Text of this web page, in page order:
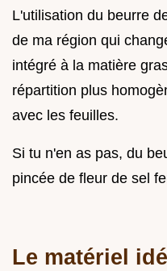
L'utilisation du beurre
de ma région qui
intégré à la matière
répartition plus
avec les feuilles.
Si tu n'en as pas, du
pincée de fleur de sel
Le matériel